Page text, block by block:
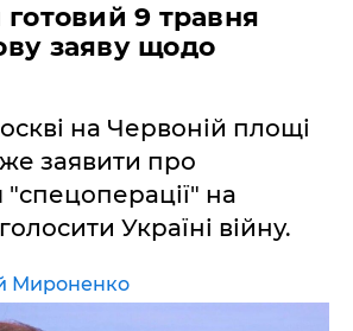
готовий 9 травня
заяву щодо
на Червоній площі
заявити про
на
Україні війну.
Мироненко